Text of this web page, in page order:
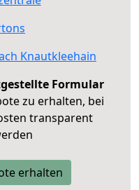
Knautkleehain
Formular
zu erhalten, bei
transparent
erhalten